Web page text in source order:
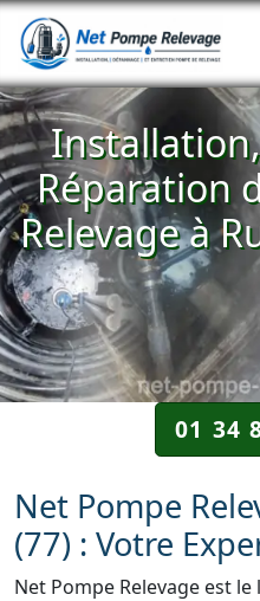
Réparation
Relevage à
01 34
Net Pompe
(77) : Votre
Net Pompe Relevage est